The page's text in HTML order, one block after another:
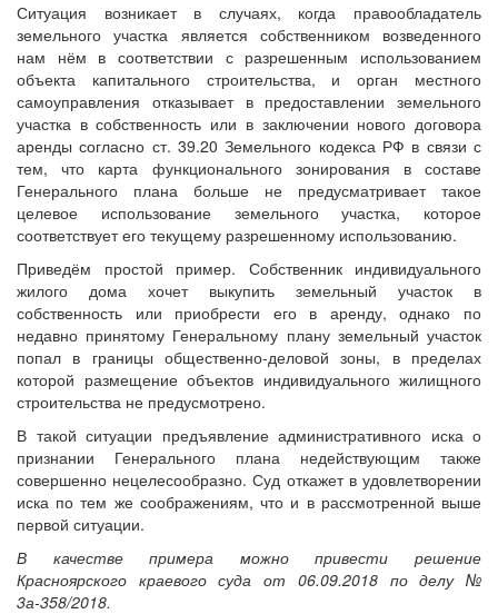
Ситуация возникает в случаях, когда правообладатель
земельного участка является собственником возведенного
нам нём в соответствии с разрешенным использованием
объекта капитального строительства, и орган местного
самоуправления отказывает в предоставлении земельного
участка в собственность или в заключении нового договора
аренды согласно ст. 39.20 Земельного кодекса РФ в связи с
тем, что карта функционального зонирования в составе
Генерального плана больше не предусматривает такое
целевое использование земельного участка, которое
соответствует его текущему разрешенному использованию.
Приведём простой пример. Собственник индивидуального
жилого дома хочет выкупить земельный участок в
собственность или приобрести его в аренду, однако по
недавно принятому Генеральному плану земельный участок
попал в границы общественно-деловой зоны, в пределах
которой размещение объектов индивидуального жилищного
строительства не предусмотрено.
В такой ситуации предъявление административного иска о
признании Генерального плана недействующим также
совершенно нецелесообразно. Суд откажет в удовлетворении
иска по тем же соображениям, что и в рассмотренной выше
первой ситуации.
В качестве примера можно привести решение
Красноярского краевого суда от 06.09.2018 по делу №
3а-358/2018.